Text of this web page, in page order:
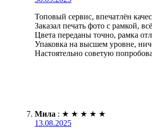
Топовый сервис, впечатлён
Заказал печать фото с рамкой,
Цвета переданы точно, рамка
Упаковка на высшем уровне,
Настоятельно советую
Мила : ★ ★ ★ ★ ★
13.08.2025